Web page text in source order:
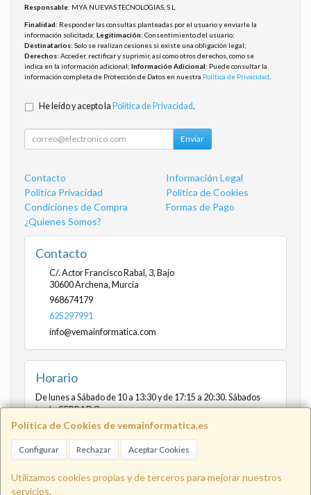
Política de Cookies de vemainformatica.es
Configurar Rechazar Aceptar Cookies
Utilizamos cookies propias y de terceros para mejorar nuestros
servicios.
Responsable: MYA NUEVAS TECNOLOGIAS, S.L.
Finalidad: Responder las consultas planteadas por el usuario y enviarle la
información solicitada; Legitimación: Consentimiento del usuario;
Destinatarios: Solo se realizan cesiones si existe una obligación legal;
Derechos: Acceder, rectificar y suprimir, así como otros derechos, como se
indica en la información adicional; Información Adicional: Puede consultar la
información completa de Protección de Datos en nuestra Política de Privacidad
He leído y acepto la Política de Privacidad.
Enviar
Contacto
Información Legal
Política Privacidad
Política de Cookies
Condiciones de Compra
Formas de Pago
¿Quienes Somos?
Contacto
C/. Actor Francisco Rabal, 3, Bajo
30600Archena, Murcia
968674179
625297991
info@vemainformatica.com
Horario
De lunes a Sábado de 10 a 13:30 y de 17:15 a 20:30. Sábados
tarde CERRADO
Info@vemainformatica.com 625